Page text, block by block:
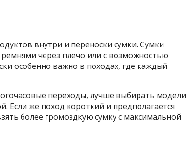
внутри и переноски сумки. Сумки
через плечо или с возможностью
особенно важно в походах, где каждый
переходы, лучше выбирать модели
Если же поход короткий и предполагается
более громоздкую сумку с максимальной